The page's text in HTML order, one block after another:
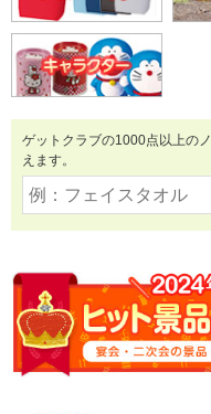
ゲットクラブの1000点以上の
えます。